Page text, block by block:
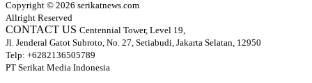
Copyright © 2026 serikatnews.com
Allright Reserved
CONTACT US Centennial Tower, Level 19,
Jl. Jenderal Gatot Subroto, No. 27, Setiabudi, Jakarta Selatan, 12950
Telp: +6282136505789
PT Serikat Media Indonesia